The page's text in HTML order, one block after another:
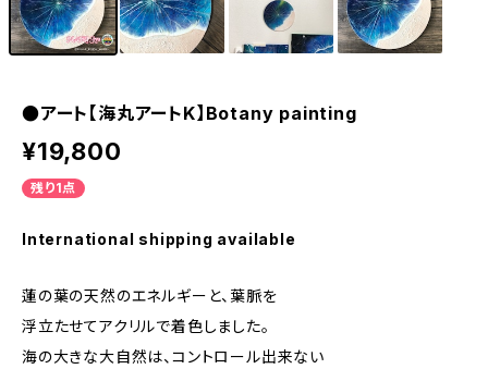
●アート【海丸アートK】Botany painting
¥19,800
残り1点
International shipping available
蓮の葉の天然のエネルギーと、葉脈を
浮立たせてアクリルで着色しました。
海の大きな大自然は、コントロール出来ない